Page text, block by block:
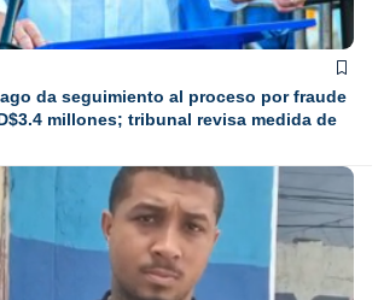
da seguimiento al proceso por fraude
millones; tribunal revisa medida de